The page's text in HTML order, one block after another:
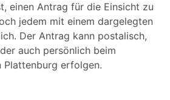
einen Antrag für die Einsicht zu
jedem mit einem dargelegten
Der Antrag kann postalisch,
auch persönlich beim
Plattenburg erfolgen.